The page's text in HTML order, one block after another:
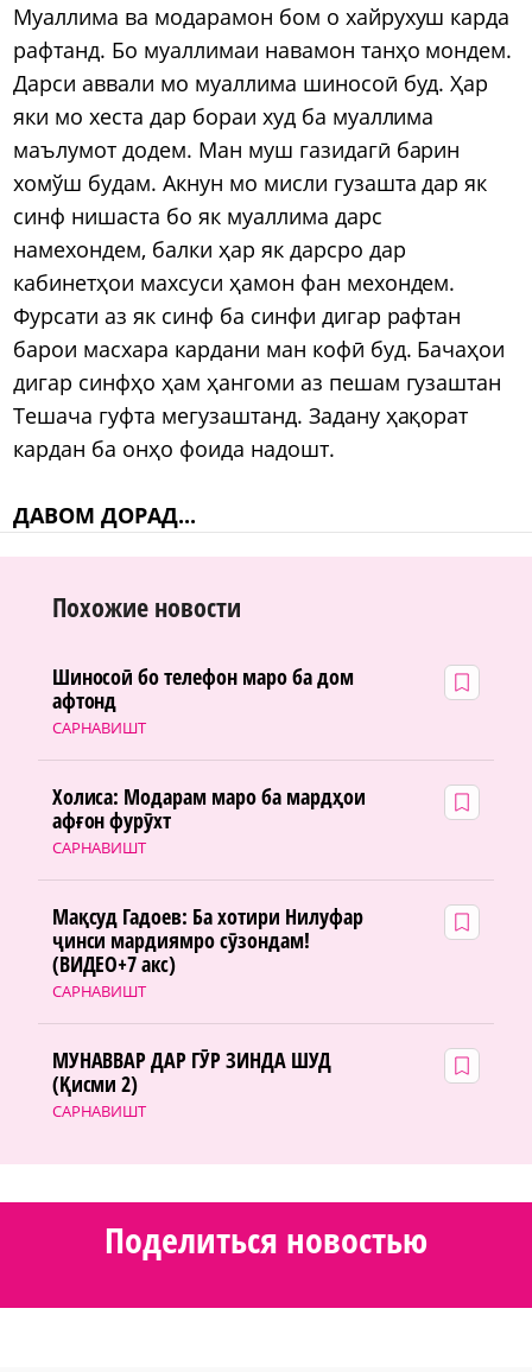
Муаллима ва модарамон бом о хайрухуш карда
рафтанд. Бо муаллимаи навамон танҳо мондем.
Дарси аввали мо муаллима шиносоӣ буд. Ҳар
яки мо хеста дар бораи худ ба муаллима
маълумот додем. Ман муш газидагӣ барин
хомўш будам. Акнун мо мисли гузашта дар як
синф нишаста бо як муаллима дарс
намехондем, балки ҳар як дарсро дар
кабинетҳои махсуси ҳамон фан мехондем.
Фурсати аз як синф ба синфи дигар рафтан
барои масхара кардани ман кофӣ буд. Бачаҳои
дигар синфҳо ҳам ҳангоми аз пешам гузаштан
Тешача гуфта мегузаштанд. Задану ҳақорат
кардан ба онҳо фоида надошт.
ДАВОМ ДОРАД...
Похожие новости
САРНАВИШТ
Шиносоӣ бо телефон маро ба дом
афтонд
САРНАВИШТ
Холиса: Модарам маро ба мардҳои
афғон фурӯхт
САРНАВИШТ
Мақсуд Гадоев: Ба хотири Нилуфар
ҷинси мардиямро сӯзондам!
(ВИДЕО+7 акс)
САРНАВИШТ
МУНАВВАР ДАР ГӮР ЗИНДА ШУД
(Қисми 2)
Поделиться новостью